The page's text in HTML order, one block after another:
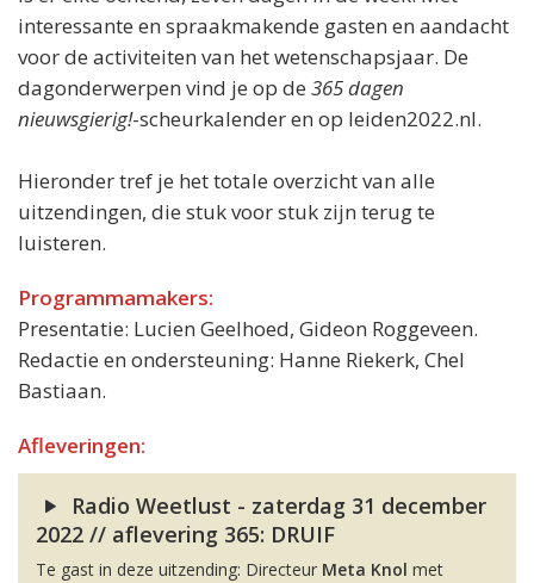
interessante en spraakmakende gasten en aandacht
voor de activiteiten van het wetenschapsjaar. De
dagonderwerpen vind je op de 365 dagen
nieuwsgierig!-scheurkalender en op leiden2022.nl.
Hieronder tref je het totale overzicht van alle
uitzendingen, die stuk voor stuk zijn terug te
luisteren.
Programmamakers:
Presentatie: Lucien Geelhoed, Gideon Roggeveen.
Redactie en ondersteuning: Hanne Riekerk, Chel
Bastiaan.
Afleveringen:
Radio Weetlust - zaterdag 31 december
2022 // aflevering 365: DRUIF
Te gast in deze uitzending: Directeur Meta Knol met